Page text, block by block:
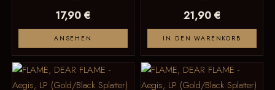
17,90 €
ANSEHEN
21,90 €
IN DEN WARENKORB